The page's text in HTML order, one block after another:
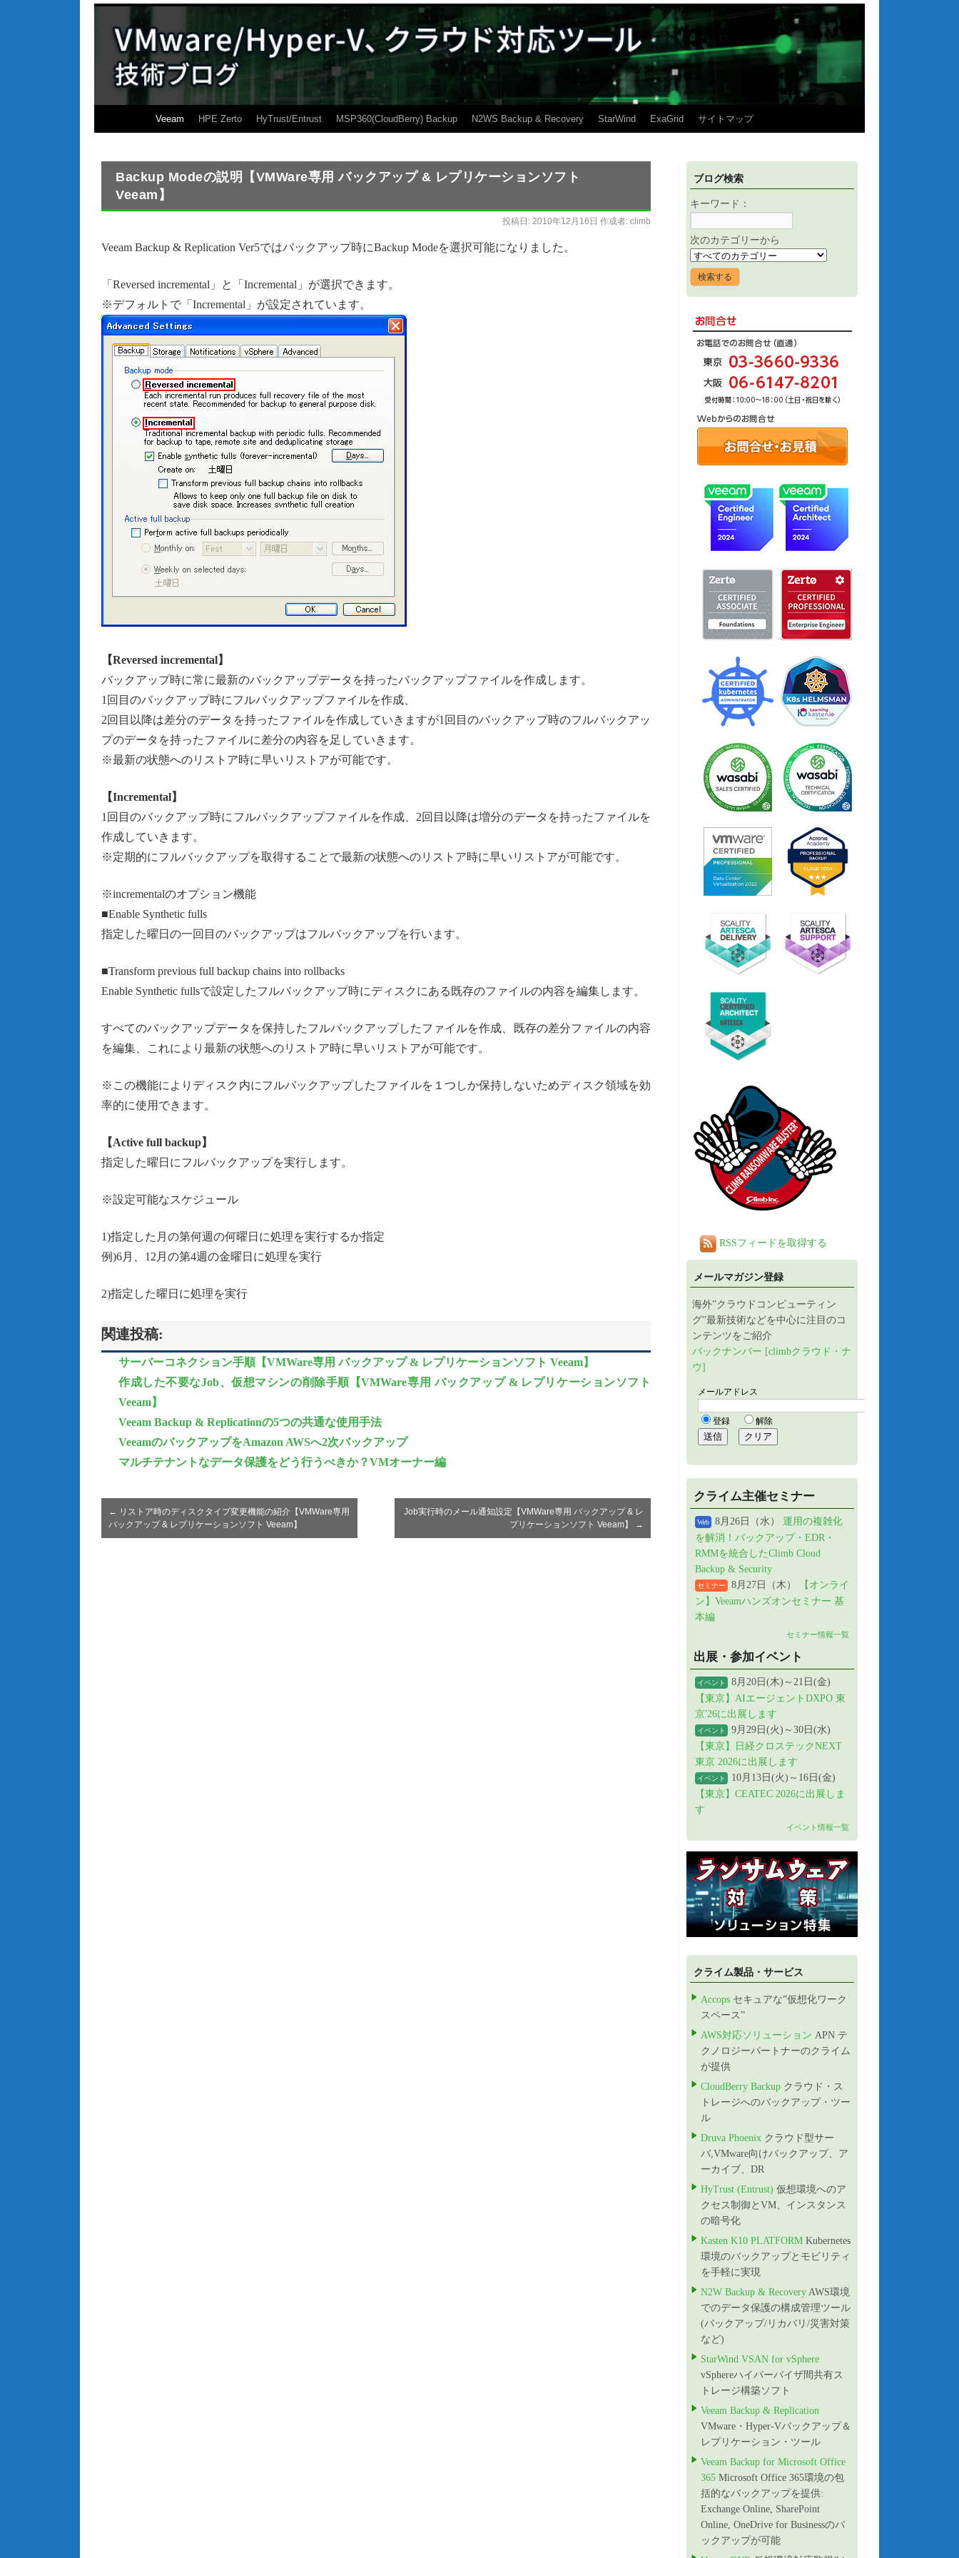
Veeam HPE Zerto HyTrust/Entrust MSP360(CloudBerry) Backup N2WS Backup & Recovery StarWind ExaGrid サイトマップ
Backup Modeの説明【VMWare専用 バックアップ & レプリケーションソフト
Veeam】
投稿日: 2010年12月16日 作成者: climb
Veeam Backup & Replication Ver5ではバックアップ時にBackup Modeを選択可能になりました。
「Reversed incremental」と「Incremental」が選択できます。
※デフォルトで「Incremental」が設定されています。
【Reversed incremental】
バックアップ時に常に最新のバックアップデータを持ったバックアップファイルを作成します。
1回目のバックアップ時にフルバックアップファイルを作成、
2回目以降は差分のデータを持ったファイルを作成していきますが1回目のバックアップ時のフルバックアッ
プのデータを持ったファイルに差分の内容を足していきます。
※最新の状態へのリストア時に早いリストアが可能です。
【Incremental】
1回目のバックアップ時にフルバックアップファイルを作成、2回目以降は増分のデータを持ったファイルを
作成していきます。
※定期的にフルバックアップを取得することで最新の状態へのリストア時に早いリストアが可能です。
※incrementalのオプション機能
■Enable Synthetic fulls
指定した曜日の一回目のバックアップはフルバックアップを行います。
■Transform previous full backup chains into rollbacks
Enable Synthetic fullsで設定したフルバックアップ時にディスクにある既存のファイルの内容を編集します。
すべてのバックアップデータを保持したフルバックアップしたファイルを作成、既存の差分ファイルの内容
を編集、これにより最新の状態へのリストア時に早いリストアが可能です。
※この機能によりディスク内にフルバックアップしたファイルを１つしか保持しないためディスク領域を効
率的に使用できます。
【Active full backup】
指定した曜日にフルバックアップを実行します。
※設定可能なスケジュール
1)指定した月の第何週の何曜日に処理を実行するか指定
例)6月、12月の第4週の金曜日に処理を実行
2)指定した曜日に処理を実行
関連投稿:
サーバーコネクション手順【VMWare専用 バックアップ & レプリケーションソフト Veeam】
作成した不要なJob、仮想マシンの削除手順【VMWare専用 バックアップ & レプリケーションソフト
Veeam】
Veeam Backup & Replicationの5つの共通な使用手法
VeeamのバックアップをAmazon AWSへ2次バックアップ
マルチテナントなデータ保護をどう行うべきか？VMオーナー編
← リストア時のディスクタイプ変更機能の紹介【VMWare専用
バックアップ & レプリケーションソフト Veeam】
Job実行時のメール通知設定【VMWare専用 バックアップ & レ
プリケーションソフト Veeam】
→
ブログ検索
キーワード：
次のカテゴリーから
RSSフィードを取得する
メールマガジン登録
海外”クラウドコンピューティン
グ”最新技術などを中心に注目のコ
ンテンツをご紹介
バックナンバー [climbクラウド・ナ
ウ]
クライム主催セミナー
Web 8月26日（水） 運用の複雑化
を解消！バックアップ・EDR・
RMMを統合したClimb Cloud
Backup & Security
セミナー 8月27日（木）
【オンライ
ン】Veeamハンズオンセミナー 基
本編
セミナー情報一覧
出展・参加イベント
イベント
8月20日(木)～21日(金)
【東京】AIエージェントDXPO 東
京'26に出展します
イベント
9月29日(火)～30日(水)
【東京】日経クロステックNEXT
東京 2026に出展します
イベント
10月13日(火)～16日(金)
【東京】CEATEC 2026に出展しま
す
イベント情報一覧
クライム製品・サービス
Accops セキュアな”仮想化ワーク
スペース”
AWS対応ソリューション APN テ
クノロジーパートナーのクライム
が提供
CloudBerry Backup クラウド・ス
トレージへのバックアップ・ツー
ル
Druva Phoenix クラウド型サー
バ,VMware向けバックアップ、ア
ーカイブ、DR
HyTrust (Entrust) 仮想環境へのア
クセス制御とVM、インスタンス
の暗号化
Kasten K10 PLATFORM Kubernetes
環境のバックアップとモビリティ
を手軽に実現
N2W Backup & Recovery AWS環境
でのデータ保護の構成管理ツール
(バックアップ/リカバリ/災害対策
など)
StarWind VSAN for vSphere
vSphereハイパーバイザ間共有ス
トレージ構築ソフト
Veeam Backup & Replication
VMware・Hyper-Vバックアップ＆
レプリケーション・ツール
Veeam Backup for Microsoft Office
365 Microsoft Office 365環境の包
括的なバックアップを提供:
Exchange Online, SharePoint
Online, OneDrive for Businessのバ
ックアップが可能